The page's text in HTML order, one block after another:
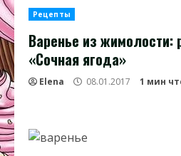
Рецепты
Варенье из жимолости:
«Сочная ягода»
Elena 08.01.2017 1 мин